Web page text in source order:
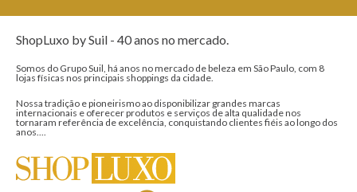
ShopLuxo by Suil - 40 anos no mercado.
Somos do Grupo Suil, há anos no mercado de beleza em São Paulo, com 8
lojas físicas nos principais shoppings da cidade.
Nossa tradição e pioneirismo ao disponibilizar grandes marcas
internacionais e oferecer produtos e serviços de alta qualidade nos
tornaram referência de excelência, conquistando clientes fiéis ao longo dos
anos....